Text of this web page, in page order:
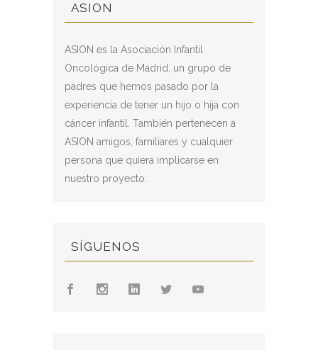
ASION
ASION es la Asociación Infantil
Oncológica de Madrid, un grupo de
padres que hemos pasado por la
experiencia de tener un hijo o hija con
cáncer infantil. También pertenecen a
ASION amigos, familiares y cualquier
persona que quiera implicarse en
nuestro proyecto.
SÍGUENOS